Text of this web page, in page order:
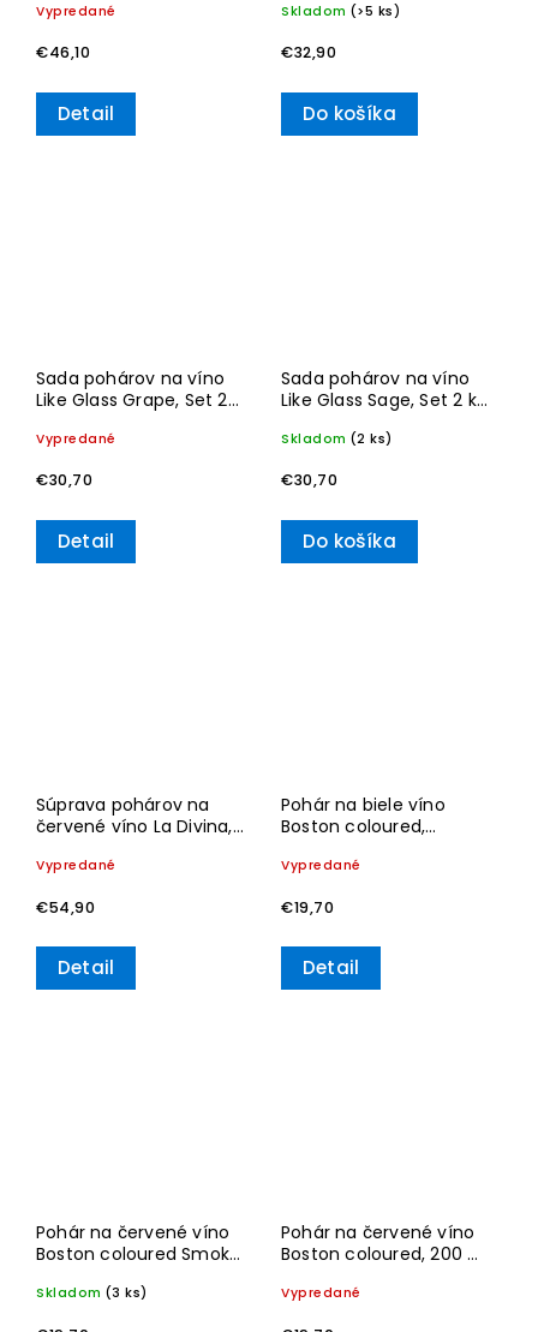
Vypredané
€46,10
Detail
Boch
Skladom (>5 ks)
€32,90
Do košíka
Sada pohárov na víno
Like Glass Grape, Set 2
Vypredané
€30,70
Detail
Sada pohárov na víno
Like Glass Sage, Set 2 ks
Skladom (2 ks)
€30,70
Do košíka
Súprava pohárov na
červené víno La Divina,
Villeroy & Boch
Vypredané
€54,90
Detail
Pohár na biele víno
Boston coloured,
Villeroy & Boch
Vypredané
€19,70
Detail
Pohár na červené víno
Boston coloured Smoke,
Skladom (3 ks)
Pohár na červené víno
Boston coloured, 200 ml
Vypredané